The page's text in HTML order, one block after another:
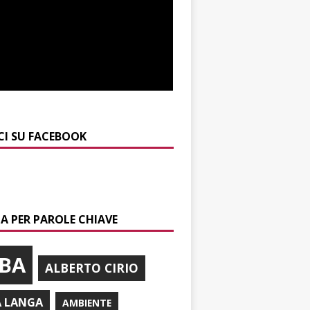
SU FACEBOOK
PER PAROLE CHIAVE
ALBERTO CIRIO
LANGA AMBIENTE